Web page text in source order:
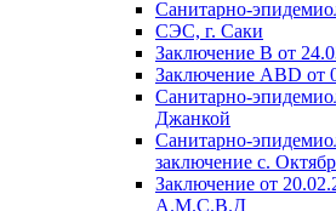
Санитарно-
СЭС, г. Саки
Заключение В от
Заключение АВD от
Санитарно-
Джанкой
Санитарно-
заключение с.
Заключение от
А.М.С.В.Д